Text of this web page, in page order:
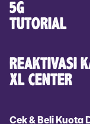
5G
TUTORIAL
REAKTIVASI
XL CENTER
Cek & Beli Kuota